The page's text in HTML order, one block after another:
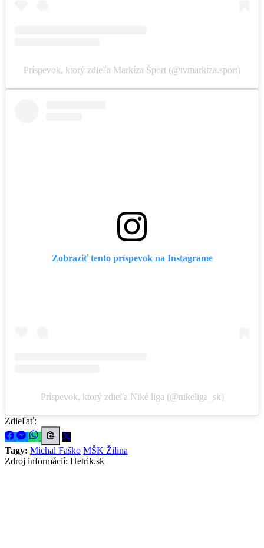
Príspevok, ktorý zdieľa Markíza Šport (@tvmarkiza.sport)
Zobraziť tento príspevok na Instagrame
Príspevok, ktorý zdieľa Niké liga (@nikeliga_sk)
Zdieľať:
Tagy: Michal Faško MŠK Žilina
Zdroj informácií: Hetrik.sk